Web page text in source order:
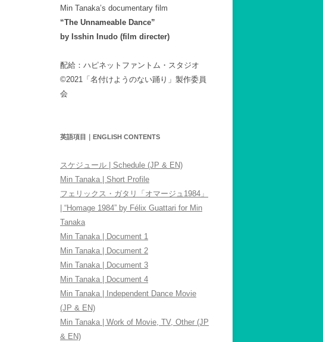
Min Tanaka’s documentary film
“The Unnameable Dance”
by Isshin Inudo (film directer)
配給：ハピネットファントム・スタジオ
©2021「名付けようのない踊り」製作委員
会
英語項目｜ENGLISH CONTENTS
スケジュール | Schedule (JP & EN)
Min Tanaka | Short Profile
フェリックス・ガタリ「オマージュ1984」
| “Homage 1984” by Félix Guattari for Min
Tanaka
Min Tanaka | Document 1
Min Tanaka | Document 2
Min Tanaka | Document 3
Min Tanaka | Document 4
Min Tanaka | Independent Dance Movie
(JP & EN)
Min Tanaka | Work of Movie, TV, Other (JP
& EN)